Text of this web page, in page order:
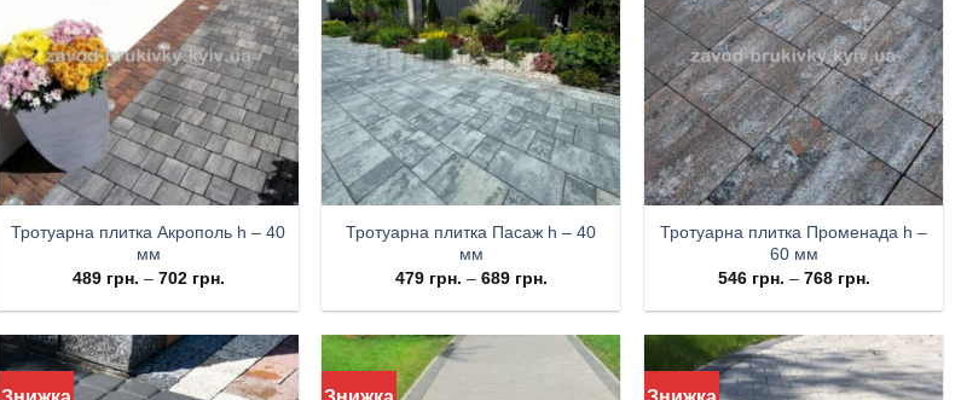
Тротуарна плитка Акрополь h – 40
мм
489 грн. – 702 грн.
Тротуарна плитка Пасаж h – 40
мм
479 грн. – 689 грн.
Тротуарна плитка Променада h –
60 мм
546 грн. – 768 грн.